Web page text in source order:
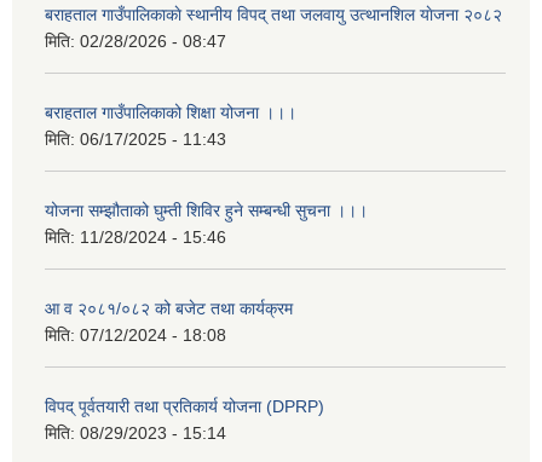
बराहताल गाउँपालिकाकाे स्थानीय विपद् तथा जलवायु उत्थानशिल याेजना २०८२
मिति: 02/28/2026 - 08:47
बराहताल गाउँपालिकाको शिक्षा योजना ।।।
मिति: 06/17/2025 - 11:43
योजना सम्झौताको घुम्ती शिविर हुने सम्बन्धी सुचना ।।।
मिति: 11/28/2024 - 15:46
आ व २०८१/०८२ को बजेट तथा कार्यक्रम
मिति: 07/12/2024 - 18:08
विपद् पूर्वतयारी तथा प्रतिकार्य योजना (DPRP)
मिति: 08/29/2023 - 15:14